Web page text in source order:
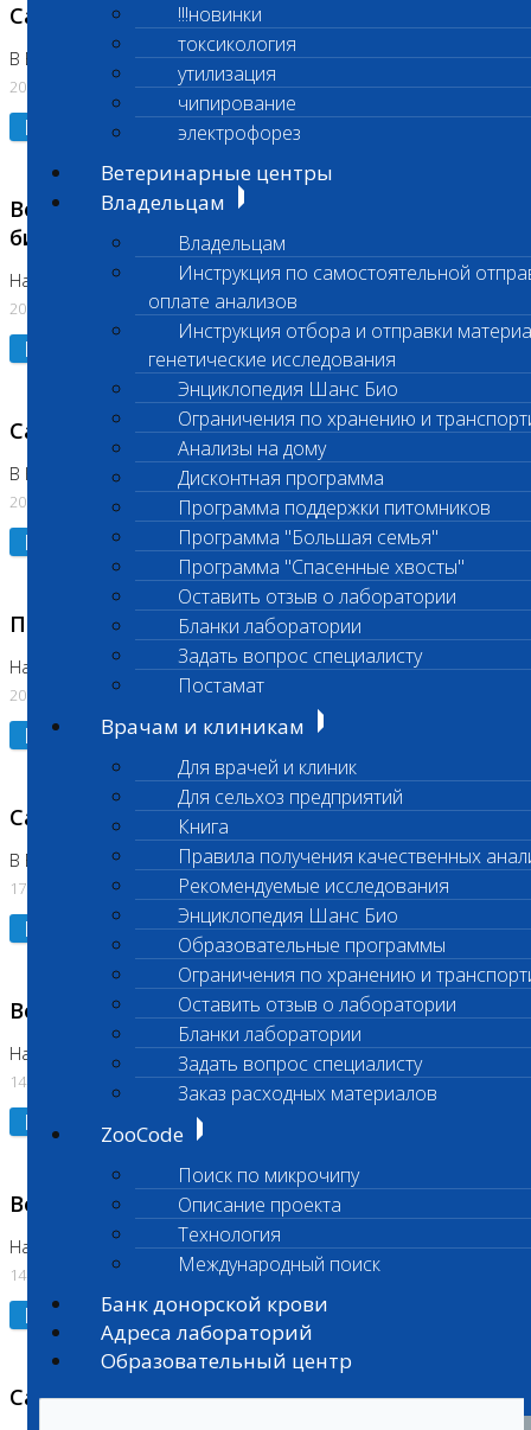
!!!новинки
токсикология
утилизация
чипирование
электрофорез
Ветеринарные центры
Владельцам
Владельцам
Инструкция по самостоятельной
оплате анализов
Инструкция отбора и отправки
генетические исследования
Энциклопедия Шанс Био
Ограничения по хранению и
Анализы на дому
Дисконтная программа
Программа поддержки питомников
Программа "Большая семья"
Программа "Спасенные хвосты"
Оставить отзыв о лаборатории
Бланки лаборатории
Задать вопрос специалисту
Постамат
Врачам и клиникам
Для врачей и клиник
Для сельхоз предприятий
Книга
Правила получения качественных
Рекомендуемые исследования
Энциклопедия Шанс Био
Образовательные программы
Ограничения по хранению и
Оставить отзыв о лаборатории
Бланки лаборатории
Задать вопрос специалисту
Заказ расходных материалов
ZooCode
Поиск по микрочипу
Описание проекта
Технология
Международный поиск
Банк донорской крови
Адреса лабораторий
Образовательный центр
Санитарный день
В Бутово 21.07.2026
20.07.2026
Подробнее
Возобновлено выполнение срочных
биохимических исследований
На Нагорной
20.07.2026
Подробнее
Санитарный день
В Коломне 20.07.2026
20.07.2026
Подробнее
Приостановлено выполнение исследования
На Нагорной
20.07.2026
Подробнее
Санитарный день
В Бутово
17.07.2026
Подробнее
Возобновлено выполнение исследования
На Нагорной (Код 961, 962)
14.07.2026
Подробнее
Возобновлено выполнение исследования
На Нагорной (Код 157)
14.07.2026
Подробнее
Санитарный день